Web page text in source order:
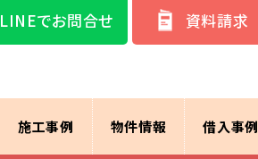
LINEでお問合せ 資料請求
施工事例 物件情報 借入事例